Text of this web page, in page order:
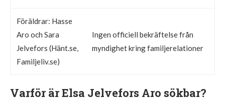
Föräldrar: Hasse
Aro och Sara
Jelvefors (Hänt.se,
Familjeliv.se)
Ingen officiell bekräftelse från
myndighet kring familjerelationer
Varför är Elsa Jelvefors Aro sökbar?